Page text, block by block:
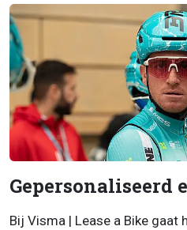
Gepersonaliseerd
Bij Visma | Lease a Bike gaat